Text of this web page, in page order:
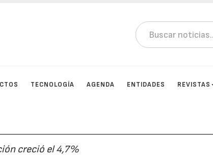
TECNOLOGÍA AGENDA ENTIDADES REVISTAS
creció el 4,7%